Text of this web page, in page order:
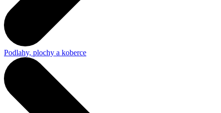
Podlahy, plochy a koberce